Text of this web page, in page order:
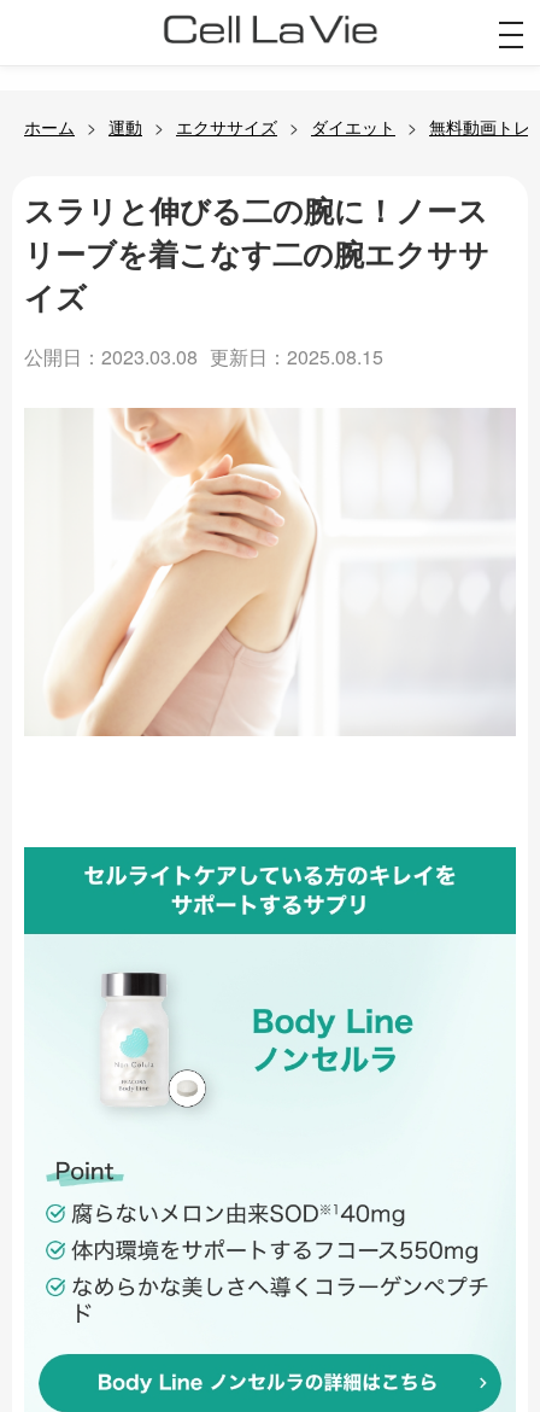
ホーム 運動 エクササイズ ダイエット 無料動画トレ
スラリと伸びる二の腕に！ノース
リーブを着こなす二の腕エクササ
イズ
公開日：2023.03.08 更新日：2025.08.15